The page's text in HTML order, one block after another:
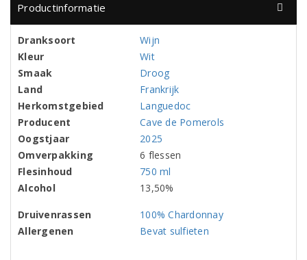
Productinformatie
Dranksoort
Wijn
Kleur
Wit
Smaak
Droog
Land
Frankrijk
Herkomstgebied
Languedoc
Producent
Cave de Pomerols
Oogstjaar
2025
Omverpakking
6 flessen
Flesinhoud
750 ml
Alcohol
13,50%
Druivenrassen
100% Chardonnay
Allergenen
Bevat sulfieten